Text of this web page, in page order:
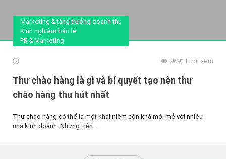
Marketing & tăng trưởng doanh thu
Kinh nghiệm bán lẻ
PR & Marketing
9691 Lượt xem
Thư chào hàng là gì và bí quyết tạo nên thư
chào hàng thu hút nhất
Thư chào hàng có thể là một khái niệm còn khá mới mẻ với nhiều
nhà kinh doanh. Nhưng trên...